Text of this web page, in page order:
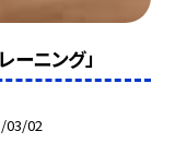
ーニング」
03/02